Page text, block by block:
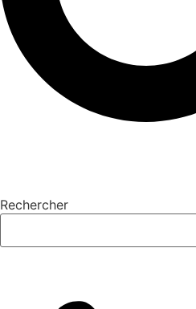
Rechercher